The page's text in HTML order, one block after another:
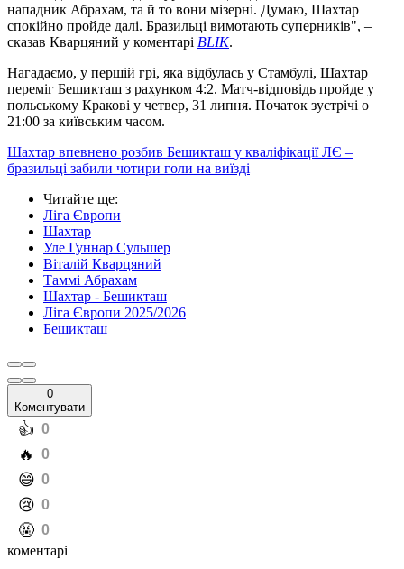
нападник Абрахам, та й то вони мізерні. Думаю, Шахтар
спокійно пройде далі. Бразильці вимотають суперників", –
сказав Кварцяний у коментарі BLIK.
Нагадаємо, у першій грі, яка відбулась у Стамбулі, Шахтар
переміг Бешикташ з рахунком 4:2. Матч-відповідь пройде у
польському Кракові у четвер, 31 липня. Початок зустрічі о
21:00 за київським часом.
Шахтар впевнено розбив Бешикташ у кваліфікації ЛЄ –
бразильці забили чотири голи на виїзді
Читайте ще:
Ліга Європи
Шахтар
Уле Гуннар Сульшер
Віталій Кварцяний
Таммі Абрахам
Шахтар - Бешикташ
Ліга Європи 2025/2026
Бешикташ
0
Коментувати
️👍 0
️🔥 0
️😄 0
️😢 0
️🤬 0
коментарі